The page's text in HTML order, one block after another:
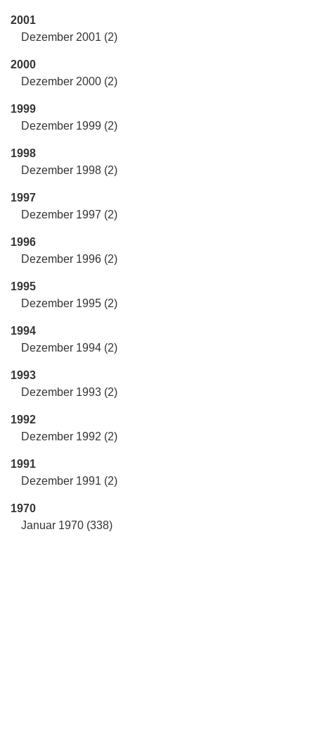
2001
Dezember 2001 (2)
2000
Dezember 2000 (2)
1999
Dezember 1999 (2)
1998
Dezember 1998 (2)
1997
Dezember 1997 (2)
1996
Dezember 1996 (2)
1995
Dezember 1995 (2)
1994
Dezember 1994 (2)
1993
Dezember 1993 (2)
1992
Dezember 1992 (2)
1991
Dezember 1991 (2)
1970
Januar 1970 (338)